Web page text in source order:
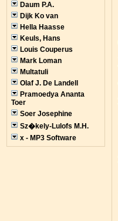
Daum P.A.
Dijk Ko van
Hella Haasse
Keuls, Hans
Louis Couperus
Mark Loman
Multatuli
Olaf J. De Landell
Pramoedya Ananta
Toer
Soer Josephine
Sz�kely-Lulofs M.H.
x - MP3 Software